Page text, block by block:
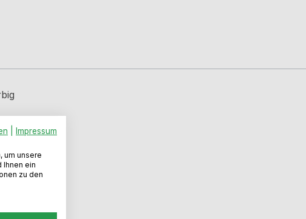
Impressum
um unsere
Ihnen ein
zu den